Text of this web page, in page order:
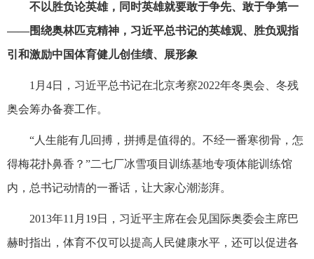
不以胜负论英雄，同时英雄就要敢于争先、敢于争第一
——围绕奥林匹克精神，习近平总书记的英雄观、胜负观指
引和激励中国体育健儿创佳绩、展形象
1月4日，习近平总书记在北京考察2022年冬奥会、冬残
奥会筹办备赛工作。
“人生能有几回搏，拼搏是值得的。不经一番寒彻骨，怎
得梅花扑鼻香？”二七厂冰雪项目训练基地专项体能训练馆
内，总书记动情的一番话，让大家心潮澎湃。
2013年11月19日，习近平主席在会见国际奥委会主席巴
赫时指出，体育不仅可以提高人民健康水平，还可以促进各